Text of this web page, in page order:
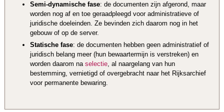
Semi-dynamische fase: de documenten zijn afgerond, maar
worden nog af en toe geraadpleegd voor administratieve of
juridische doeleinden. Ze bevinden zich daarom nog in het
gebouw of op de server.
Statische fase: de documenten hebben geen administratief of
juridisch belang meer (hun bewaartermijn is verstreken) en
worden daarom na selectie, al naargelang van hun
bestemming, vernietigd of overgebracht naar het Rijksarchief
voor permanente bewaring.